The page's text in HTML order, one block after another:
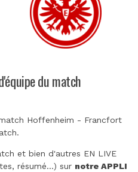
du match
Hoffenheim - Francfort
et bien d'autres EN LIVE
résumé...) sur notre APPLI